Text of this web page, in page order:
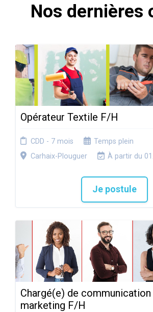
Nos dernières
Opérateur Textile F/H
CDD - 7 mois
Temps plein
Carhaix-Plouguer
À partir du
Je postule
Chargé(e) de
marketing F/H